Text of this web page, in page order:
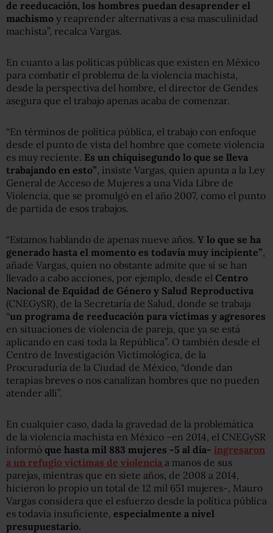
de reeducación, los hombres puedan desaprender el
machismo y reaprender alternativas a esa masculinidad
machista”, recalca Vargas.
En cuanto a las políticas públicas que existen en México
para combatir el problema de la violencia machista,
desde la perspectiva del hombre, el director de Gendes
asegura que el trabajo apenas acaba de comenzar.
“En términos de política pública, el trabajo con enfoque
desde el punto de vista del hombre que comete violencia
es muy reciente. Es un chiquisegundo lo que se lleva
trabajando en esto” , insiste Vargas, quien apunta a la Ley
General de Acceso de Mujeres a una Vida Libre de
Violencia, que se promulgó en el año 2007, como el punto
de partida de esos trabajos.
“Estamos hablando de apenas nueve años. Y lo que se ha
generado hasta el momento es todavía muy incipiente”
añade Vargas, quien no obstante admite que sí se han
llevado a cabo acciones, por ejemplo, desde el Centro
Nacional de Equidad de Género y Salud Reproductiva
(CNEGySR), de la Secretaría de Salud, donde se trabaja
“un programa de reeducación para víctimas y agresores
en situaciones de violencia de pareja, que ya se está
aplicando en casi toda la República”. O también desde el
Centro de Investigación Victimológica, de la
Procuraduría de la Ciudad de México, “donde dan
terapias breves o nos canalizan hombres que no pueden
atender allí”.
En cualquier caso, dada la gravedad de la problemática
de la violencia machista en México –en 2014, el CNEGySR
informó que hasta mil 883 mujeres -5 al día- ingresaron
a un refugio víctimas de violencia a manos de sus
parejas, mientras que en siete años, de 2008 a 2014,
hicieron lo propio un total de 12 mil 651 mujeres-, Mauro
Vargas considera que el esfuerzo desde la política pública
es todavía insuficiente, especialmente a nivel
presupuestario.